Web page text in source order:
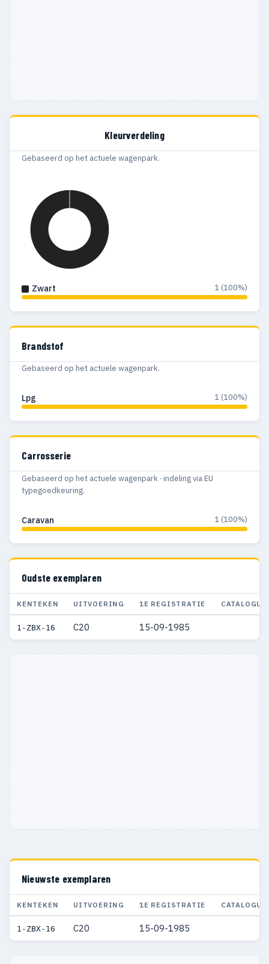
Kleurverdeling
Gebaseerd op het actuele wagenpark.
Zwart 1 (100%)
Brandstof
Gebaseerd op het actuele wagenpark.
Lpg 1 (100%)
Carrosserie
Gebaseerd op het actuele wagenpark · indeling via EU
typegoedkeuring.
Caravan 1 (100%)
Oudste exemplaren
KENTEKEN UITVOERING 1E REGISTRATIE
1-ZBX-16 C20 15-09-1985
Nieuwste exemplaren
KENTEKEN UITVOERING 1E REGISTRATIE
1-ZBX-16 C20 15-09-1985